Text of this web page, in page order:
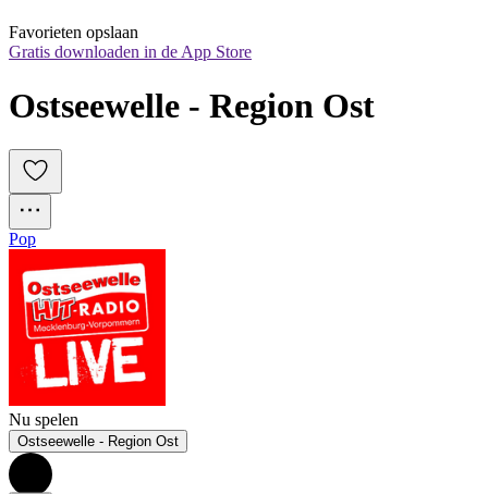
Favorieten opslaan
Gratis downloaden in de App Store
Ostseewelle - Region Ost
Pop
Nu spelen
Ostseewelle - Region Ost